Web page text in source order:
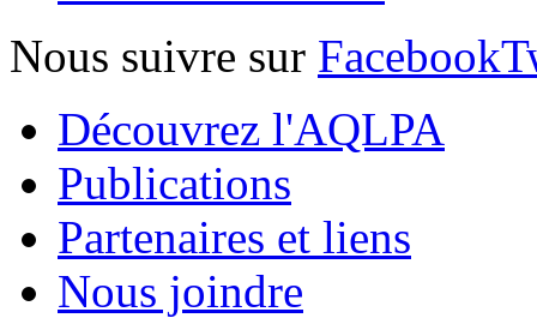
Nous suivre sur Facebook
Découvrez l'AQLPA
Publications
Partenaires et liens
Nous joindre